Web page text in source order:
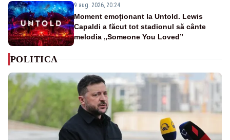
9 aug. 2026, 20:24
Moment emoționant la Untold. Lewis
Capaldi a făcut tot stadionul să cânte
melodia „Someone You Loved”
POLITICA